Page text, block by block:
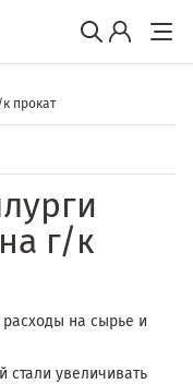
прокат
г/к
на сырье и
стали увеличивать